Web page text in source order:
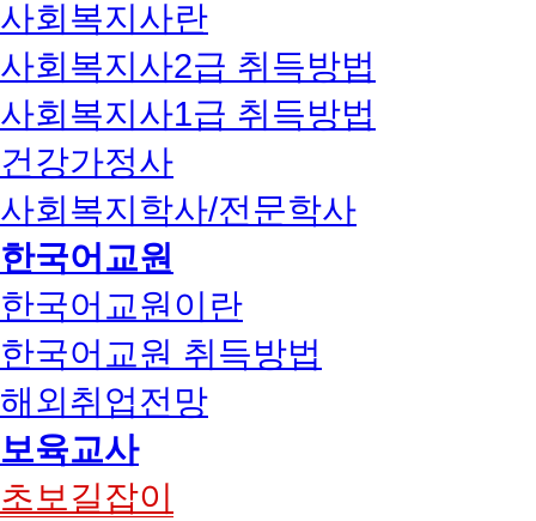
사회복지사란
사회복지사2급 취득방법
사회복지사1급 취득방법
건강가정사
사회복지학사/전문학사
한국어교원
한국어교원이란
한국어교원 취득방법
해외취업전망
보육교사
초보길잡이